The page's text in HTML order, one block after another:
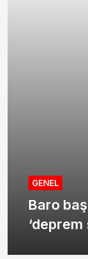
uyarısı